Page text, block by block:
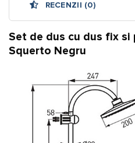
RECENZII (0)
Set de dus cu dus fix si
Squerto Negru